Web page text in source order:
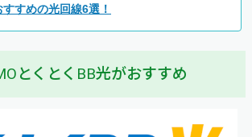
すめの光回線6選！
とくとくBB光がおすすめ